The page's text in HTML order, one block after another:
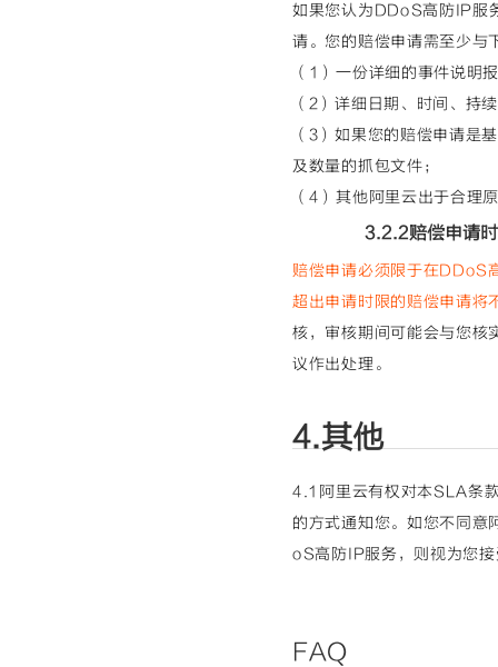
如果您认为DDoS高防IP服
请。您的赔偿申请需至少与
（1）一份详细的事件说明
（2）详细日期、时间、持
（3）如果您的赔偿申请是
及数量的抓包文件；
（4）其他阿里云出于合理
3.2.2赔偿申请
赔偿申请必须限于在DDoS
超出申请时限的赔偿申请将
核，审核期间可能会与您核
议作出处理。
4.其他
4.1阿里云有权对本SLA条
的方式通知您。如您不同
oS高防IP服务，则视为您
FAQ